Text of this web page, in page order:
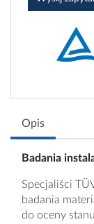
Opis
Badania
Specjaliści
badania
do oceny